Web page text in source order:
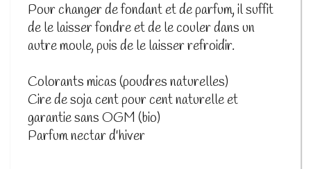
Pour changer de fondant et de parfum, il suffit
de le laisser fondre et de le couler dans un
autre moule, puis de le laisser refroidir.
Colorants micas (poudres naturelles)
Cire de soja cent pour cent naturelle et
garantie sans OGM (bio)
Parfum nectar d'hiver